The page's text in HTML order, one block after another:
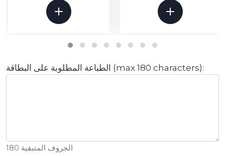
الطباعة المطلوبة على البطاقة (max 180 characters):
الجروف المتبقية 180